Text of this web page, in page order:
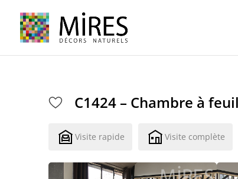
C1424 – Chambre à
Visite rapide Visite complète